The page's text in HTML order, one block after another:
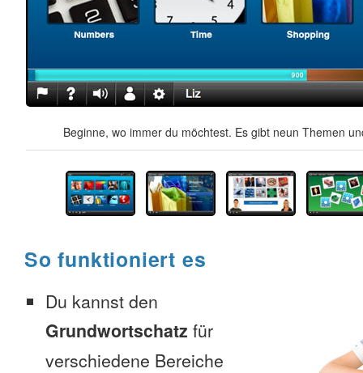
Beginne, wo immer du möchtest. Es gibt neun Themen
So funktioniert es
Du kannst den
Grundwortschatz für
verschiedene Bereiche